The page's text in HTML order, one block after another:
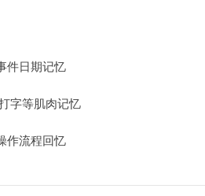
件日期记忆
字等肌肉记忆
作流程回忆